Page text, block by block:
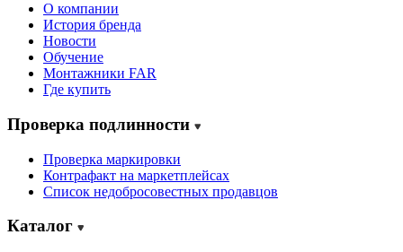
О компании
История бренда
Новости
Обучение
Монтажники FAR
Где купить
Проверка подлинности
Проверка маркировки
Контрафакт на маркетплейсах
Cписок недобросовестных продавцов
Каталог